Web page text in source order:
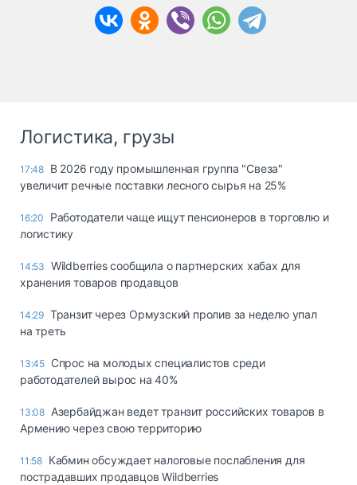
Логистика, грузы
17:48 В 2026 году промышленная группа "Свеза"
увеличит речные поставки лесного сырья на 25%
16:20
Работодатели чаще ищут пенсионеров в торговлю и
логистику
14:53 Wildberries сообщила о партнерских хабах для
хранения товаров продавцов
14:29 Транзит через Ормузский пролив за неделю упал
на треть
13:45 Спрос на молодых специалистов среди
работодателей вырос на 40%
13:08 Азербайджан ведет транзит российских товаров в
Армению через свою территорию
11:58 Кабмин обсуждает налоговые послабления для
пострадавших продавцов Wildberries